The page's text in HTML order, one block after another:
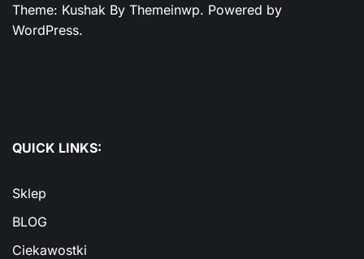
Theme: Kushak By Themeinwp. Powered by
WordPress.
QUICK LINKS:
Sklep
BLOG
Ciekawostki